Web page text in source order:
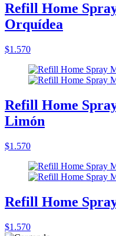
Refill Home
Orquídea
$1.570
Refill Home
Limón
$1.570
Refill Home
$1.570